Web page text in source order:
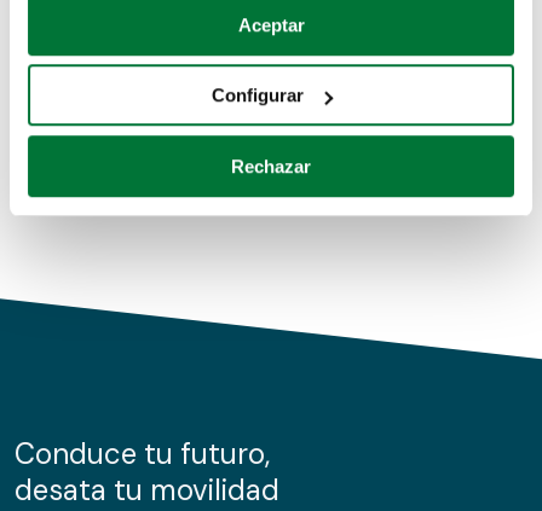
Si lo permite, también quisiéramos:
Recopilar información sobre su ubicación geográfica
Identificar su dispositivo analizándolo activamente
para buscar características específicas (huellas
Obtenga más información sobre cómo se procesan sus
de cookies.
información sobre el uso que haga del sitio web con
nuestros partners de redes sociales, publicidad y análisis
Aceptar
Configurar
Rechazar
Coches de km0
Conduce tu futuro,
desata tu movilidad